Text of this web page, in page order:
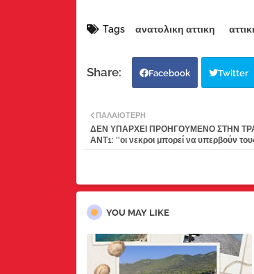
Tags ανατολικη αττικη
Facebook Twitter
ΠΑΛΑΙΌΤΕΡΗ
ΔΕΝ ΥΠΑΡΧΕΙ ΠΡΟΗΓΟΥΜΕΝΟ ΣΤΗΝ
ΑΝΤ1: ''οι νεκροι μπορεί να υπερβούν
YOU MAY LIKE